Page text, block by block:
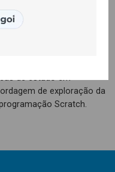
Curricular e
de Inovação
de estudo em
de exploração da
Scratch.